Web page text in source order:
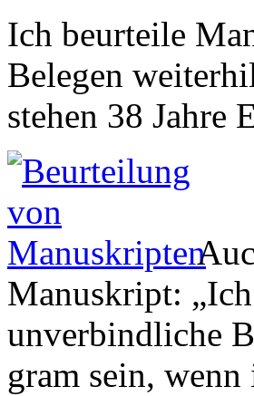
Ich beurteile
Belegen
stehen 38 Jahre
Manuskript:
unverbindliche
gram sein,